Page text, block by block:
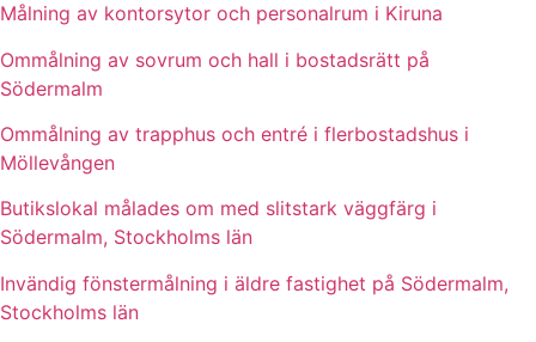
Målning av kontorsytor och personalrum i Kiruna
Ommålning av sovrum och hall i bostadsrätt på
Södermalm
Ommålning av trapphus och entré i flerbostadshus i
Möllevången
Butikslokal målades om med slitstark väggfärg i
Södermalm, Stockholms län
Invändig fönstermålning i äldre fastighet på Södermalm,
Stockholms län